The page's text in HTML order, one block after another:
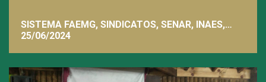
SISTEMA FAEMG, SINDICATOS, SENAR, INAES,
FAEMG
25/06/2024